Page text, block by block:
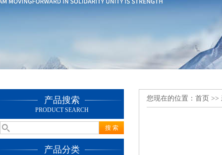
产品搜索
PRODUCT SEARCH
产品分类
您现在的位置： 首页 >>